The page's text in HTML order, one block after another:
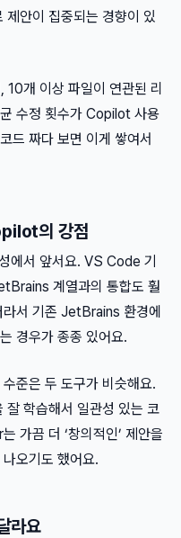
안이 집중되는 경향이 있
개 이상 파일이 연관된 리
수정 횟수가 Copilot 사용
드 짜다 보면 이게 쌓여서
의 강점
에서 앞서요. VS Code 기
계열과의 통합도 훨
서 기존 JetBrains 환경에
경우가 종종 있어요.
준은 두 도구가 비슷해요.
학습해서 일관성 있는 코
가끔 더 ‘창의적인’ 제안을
오기도 했어요.
라요